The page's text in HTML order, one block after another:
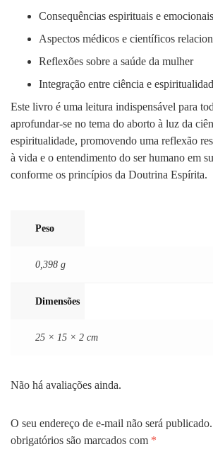
Consequências espirituais e
Aspectos médicos e científicos
Reflexões sobre a saúde da mulher
Integração entre ciência e
Este livro é uma leitura indispensável para
aprofundar-se no tema do aborto à luz da
espiritualidade, promovendo uma reflexão
à vida e o entendimento do ser humano em
conforme os princípios da Doutrina Espírita.
Peso
0,398 g
Dimensões
25 × 15 × 2 cm
Não há avaliações ainda.
O seu endereço de e-mail não será publicado.
obrigatórios são marcados com *